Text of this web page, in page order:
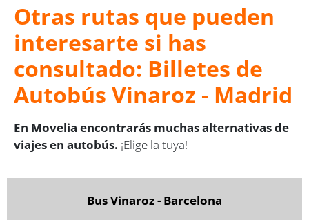
Otras rutas que pueden
interesarte si has
consultado: Billetes de
Autobús Vinaroz - Madrid
En Movelia encontrarás muchas alternativas de
viajes en autobús. ¡Elige la tuya!
Bus Vinaroz - Barcelona